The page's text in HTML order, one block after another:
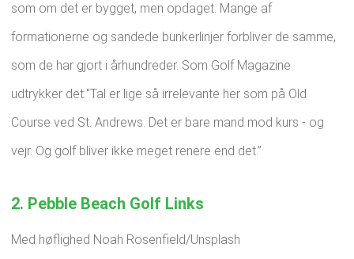
som om det er bygget, men opdaget. Mange af
formationerne og sandede bunkerlinjer forbliver de samme,
som de har gjort i århundreder. Som Golf Magazine
udtrykker det:"Tal er lige så irrelevante her som på Old
Course ved St. Andrews. Det er bare mand mod kurs - og
vejr. Og golf bliver ikke meget renere end det.”
2. Pebble Beach Golf Links
Med høflighed Noah Rosenfield/Unsplash